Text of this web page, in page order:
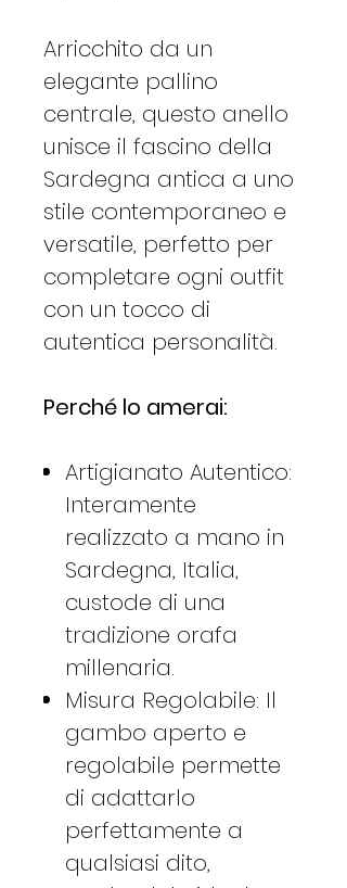
Arricchito da un
elegante pallino
centrale, questo anello
unisce il fascino della
Sardegna antica a uno
stile contemporaneo e
versatile, perfetto per
completare ogni outfit
con un tocco di
autentica personalità.
Perché lo amerai:
Artigianato Autentico:
Interamente
realizzato a mano in
Sardegna, Italia,
custode di una
tradizione orafa
millenaria.
Misura Regolabile: Il
gambo aperto e
regolabile permette
di adattarlo
perfettamente a
qualsiasi dito,